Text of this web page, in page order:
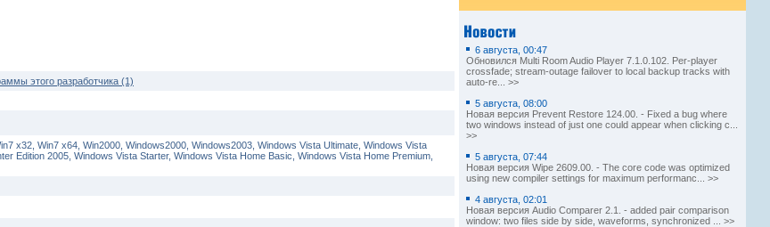
этого разработчика (1)
x32, Win7 x64, Win2000, Windows2000, Windows2003, Windows Vista Ultimate, Windows Vista
Edition 2005, Windows Vista Starter, Windows Vista Home Basic, Windows Vista Home Premium,
6 августа, 00:47
Обновился Multi Room Audio Player 7.1.0.102. Per-player
crossfade; stream-outage failover to local backup tracks with
auto-re... >>
5 августа, 08:00
Новая версия Prevent Restore 124.00. - Fixed a bug where
two windows instead of just one could appear when clicking c...
>>
5 августа, 07:44
Новая версия Wipe 2609.00. - The core code was optimized
using new compiler settings for maximum performanc... >>
4 августа, 02:01
Новая версия Audio Comparer 2.1. - added pair comparison
window: two files side by side, waveforms, synchronized ... >>